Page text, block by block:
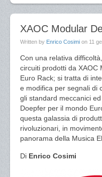
XAOC Modular
Written by Enrico Cosimi on 11
Con una relativa
circuiti prodotti da XAOC
Euro Rack; si tratta di
e modifica per segnali di
gli standard meccanici
Doepfer per il mondo
questa galassia di
rivoluzionari, in
panorama della Musica
Di Enrico Cosimi